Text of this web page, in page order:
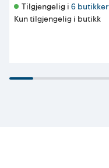
Tilgjengelig i 6 butikker
Kun tilgjengelig i butikk